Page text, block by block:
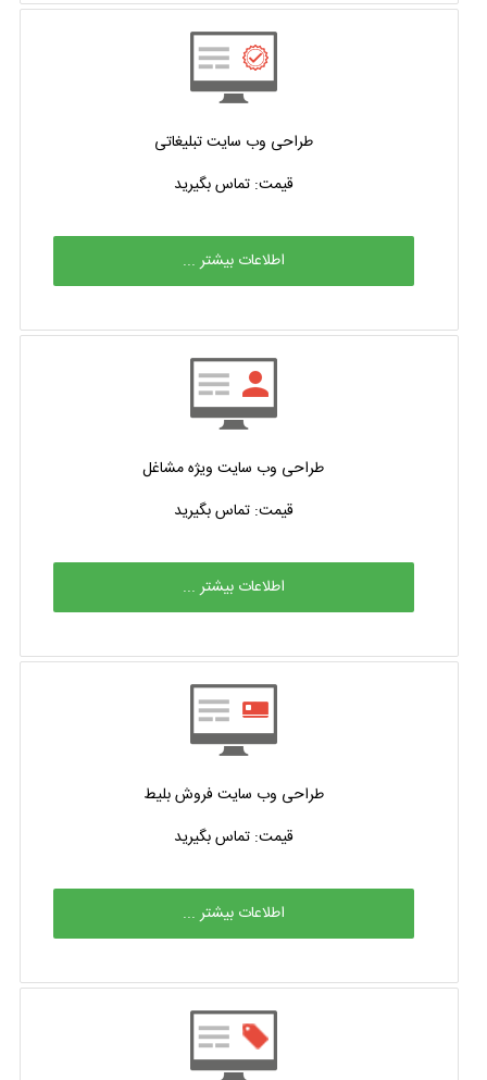
طراحی وب سایت تبلیغاتی
قیمت: تماس بگیرید
اطلاعات بیشتر ...
طراحی وب سایت ویژه مشاغل
قیمت: تماس بگیرید
اطلاعات بیشتر ...
طراحی وب سایت فروش بلیط
قیمت: تماس بگیرید
اطلاعات بیشتر ...